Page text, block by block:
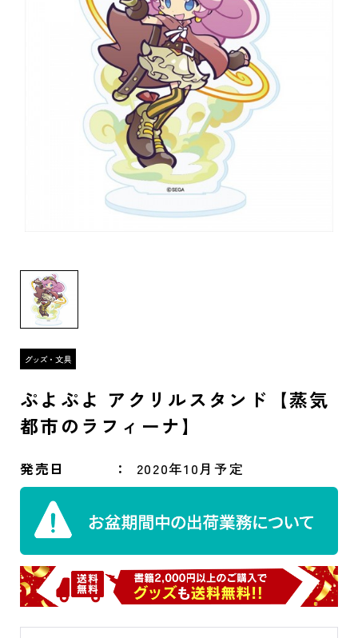
ぷよぷよ アクリルスタンド【蒸気
都市のラフィーナ】
発売日 2020年10月予定